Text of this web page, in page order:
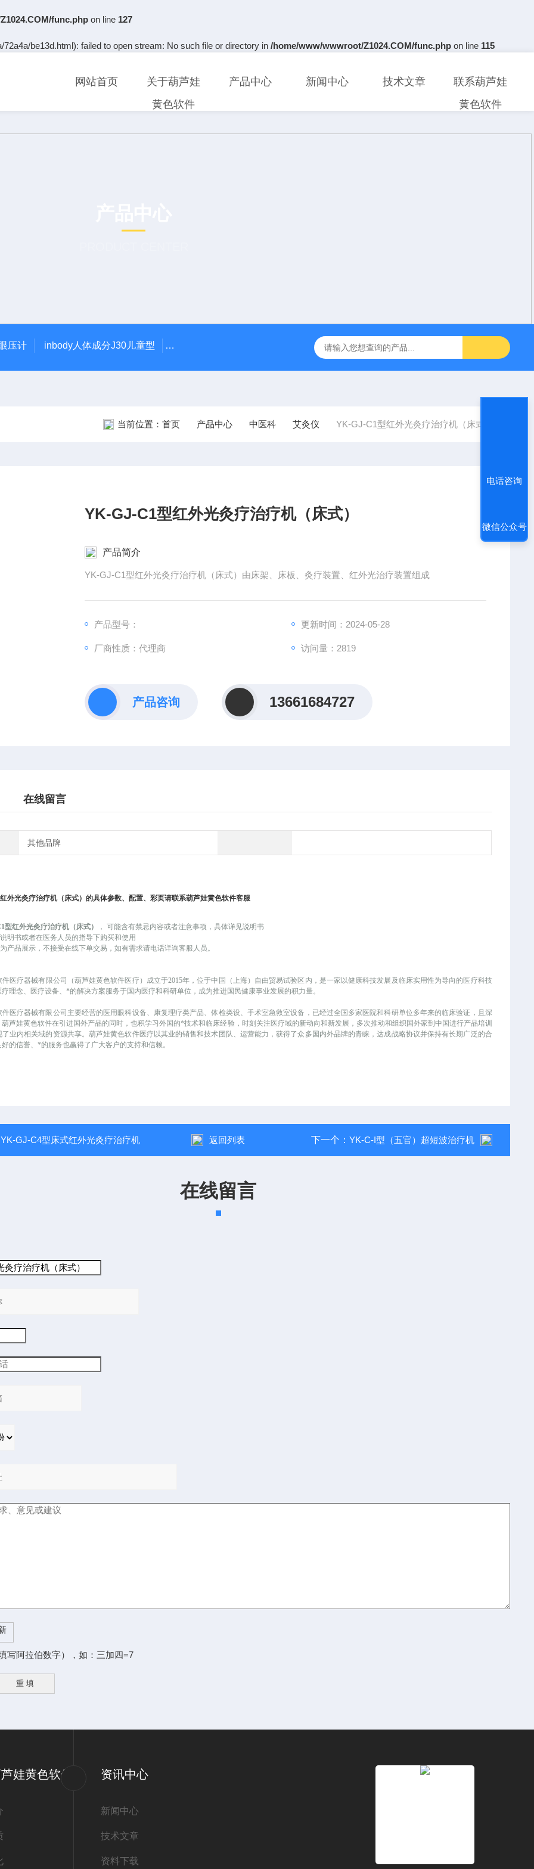
func.php on line 127
be13d.html): failed to open stream: No such file or directory in /home/www/wwwroot/Z1024.COM/func.php on line 115
网站首页
关于葫芦娃
黄色软件
产品中心 新闻中心 技术文章
联系葫芦娃
黄色软件
压计 inbody人体成分J30儿童型 5900型美国DJO吞咽障碍神经和肌肉刺激理疗仪 飞利浦半自动体外除颤仪 FRX （
当前位置： 首页 产品中心 中医科 艾灸仪 YK-GJ-C1型红外光灸疗治疗机（床式）
YK-GJ-C1型红外光灸疗治疗机（床式）
产品简介
YK-GJ-C1型红外光灸疗治疗机（床式）由床架、床板、灸疗装置、红外光治疗装置组成
产品型号： 更新时间：2024-05-28
厂商性质：代理商 访问量：2819
产品咨询 13661684727
在线留言
其他品牌
外光灸疗治疗机（床式）的具体参数、配置、彩页请联系葫芦娃黄色软件客服
型红外光灸疗治疗机（床式） ， 可能含有禁忌内容或者注意事项，具体详见说明书
明书或者在医务人员的指导下购买和使用
产品展示，不接受在线下单交易，如有需求请电话详询客服人员。
件医疗器械有限公司（葫芦娃黄色软件医疗）成立于2015年，位于中国（上海）自由贸易试验区内，是一家以健康科技发展及临床实用性为导向的医疗科技
理念、医疗设备、*的解决方案服务于国内医疗和科研单位，成为推进国民健康事业发展的积力量。
件医疗器械有限公司主要经营的医用眼科设备、康复理疗类产品、体检类设、手术室急救室设备，已经过全国多家医院和科研单位多年来的临床验证，且深
芦娃黄色软件在引进国外产品的同时，也积学习外国的*技术和临床经验，时刻关注医疗域的新动向和新发展，多次推动和组织国外家到中国进行产品培训
业内相关域的资源共享。葫芦娃黄色软件医疗以其业的销售和技术团队、运营能力，获得了众多国内外品牌的青睐，达成战略协议并保持有长期广泛的合
的信誉、*的服务也赢得了广大客户的支持和信赖。
YK-GJ-C4型床式红外光灸疗治疗机 返回列表 下一个： YK-C-I型（五官）超短波治疗机
在线留言
写阿拉伯数字），如：三加四=7
娃黄色软件 资讯中心
新闻中心
技术文章
资料下载
电话咨询
微信公众号